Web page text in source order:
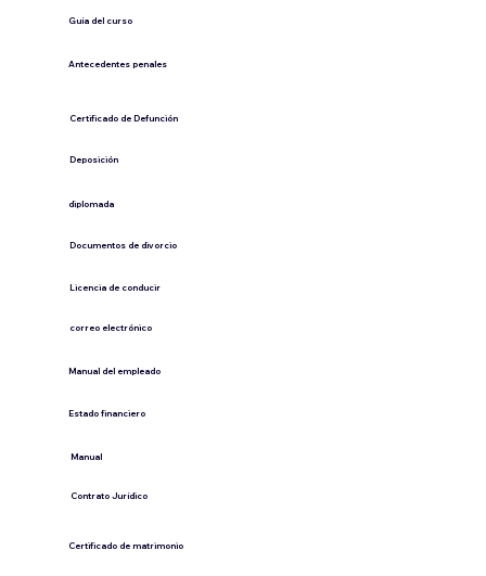
Guía del curso
Antecedentes penales
​Certificado de Defunción
​Deposición
diplomada
Documentos de divorcio
Licencia de conducir
​correo electrónico
Manual del empleado
Estado financiero
​Manual
​Contrato Jurídico
Certificado de matrimonio